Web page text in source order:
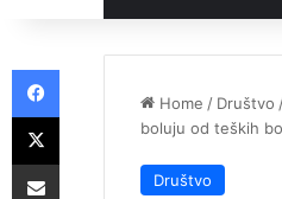
Home / Društvo
boluju od teških
Društvo
Facebook
X
Share via Email